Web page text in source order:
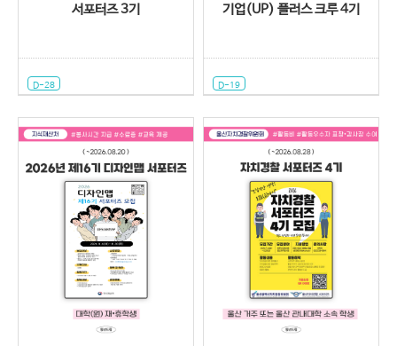
서포터즈 3기
D-28
기업(UP) 플러스 크루 4기
D-19